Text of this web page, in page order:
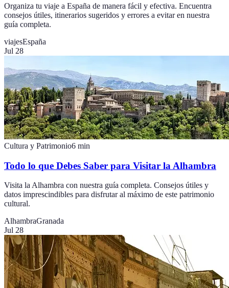
Organiza tu viaje a España de manera fácil y efectiva. Encuentra
consejos útiles, itinerarios sugeridos y errores a evitar en nuestra
guía completa.
viajesEspaña
Jul 28
Cultura y Patrimonio6 min
Todo lo que Debes Saber para Visitar la Alhambra
Visita la Alhambra con nuestra guía completa. Consejos útiles y
datos imprescindibles para disfrutar al máximo de este patrimonio
cultural.
AlhambraGranada
Jul 28